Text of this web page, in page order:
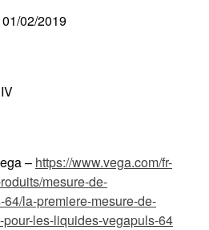
Réalisations récentes
Demande d’inscription comme
Abonné
01/02/2019
– https://www.vega.com/fr-
mesure-de-
la-premiere-mesure-de-
les-liquides-vegapuls-64